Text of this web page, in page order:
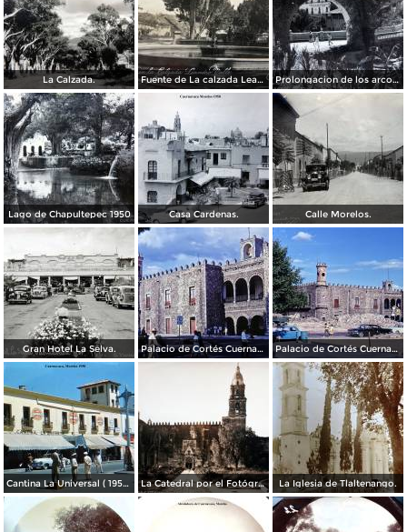
La Calzada. Fuente de La calzada Leandro Valle. Prolongacion de los arcos de Guadalupe.
Lago de Chapultepec 1950 Casa Cardenas. Calle Morelos.
Gran Hotel La Selva. Palacio de Cortés Cuernavaca Morelos 1967 Palacio de Cortés Cuernavaca Morelos 1967
Cantina La Universal ( 1950 ). La Catedral por el Fotógrafo Hugo Brehme. La Iglesia de Tlaltenango.